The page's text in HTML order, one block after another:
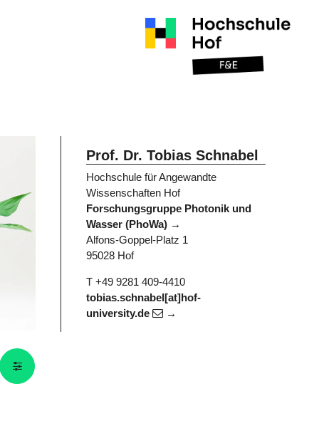
Prof. Dr. Tobias Schnabel
Hochschule für Angewandte
Wissenschaften Hof
Forschungsgruppe Photonik und
Wasser (PhoWa)
Alfons-Goppel-Platz 1
95028 Hof
T +49 9281 409-4410
tobias.schnabel[at]hof-
university.de